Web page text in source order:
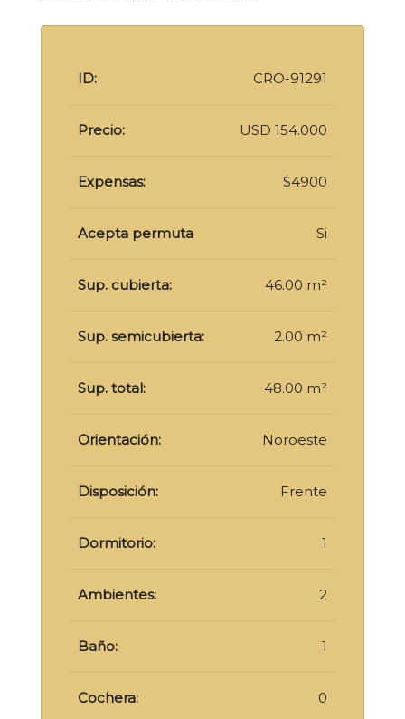
ID: CRO-91291
Precio: USD 154.000
Expensas: $4900
Acepta permuta Si
Sup. cubierta: 46.00 m²
Sup. semicubierta: 2.00 m²
Sup. total: 48.00 m²
Orientación: Noroeste
Disposición: Frente
Dormitorio: 1
Ambientes: 2
Baño: 1
Cochera: 0